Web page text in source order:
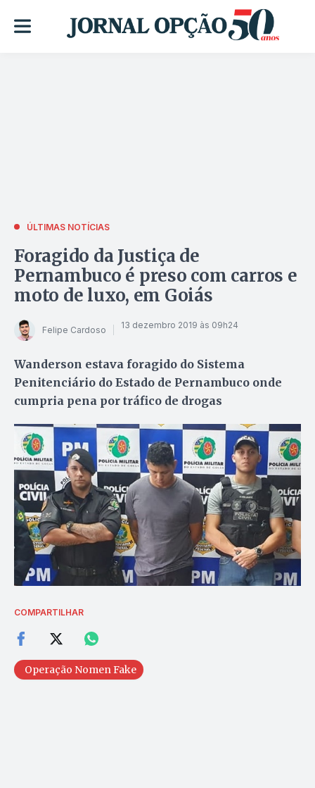
ÚLTIMAS NOTÍCIAS
Foragido da Justiça de
Pernambuco é preso com carros e
moto de luxo, em Goiás
Felipe Cardoso 13 dezembro 2019 às 09h24
Wanderson estava foragido do Sistema
Penitenciário do Estado de Pernambuco onde
cumpria pena por tráfico de drogas
COMPARTILHAR
Operação Nomen Fake